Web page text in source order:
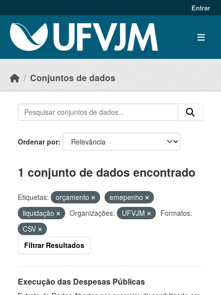
Entrar
Conjuntos de dados
Ordenar por
1 conjunto de dados encontrado
Etiquetas: orçamento
emepenho
liquidação
Organizações: UFVJM
Formatos:
CSV
Filtrar Resultados
Execução das Despesas Públicas